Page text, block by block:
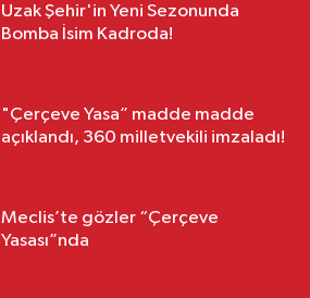
Uzak Şehir'in Yeni Sezonunda
Bomba İsim Kadroda!
"Çerçeve Yasa” madde madde
açıklandı, 360 milletvekili imzaladı!
Meclis’te gözler “Çerçeve
Yasası”nda